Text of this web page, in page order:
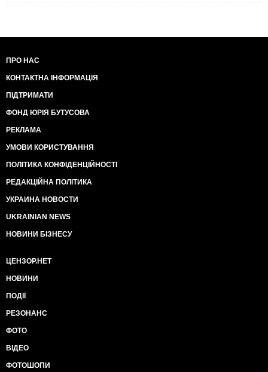
ПРО НАС
КОНТАКТНА ІНФОРМАЦІЯ
ПІДТРИМАТИ
ФОНД ЮРІЯ БУТУСОВА
РЕКЛАМА
УМОВИ КОРИСТУВАННЯ
ПОЛІТИКА КОНФІДЕНЦІЙНОСТІ
РЕДАКЦІЙНА ПОЛІТИКА
УКРАИНА НОВОСТИ
UKRAINIAN NEWS
НОВИНИ БІЗНЕСУ
ЦЕНЗОР.НЕТ
НОВИНИ
ПОДІЇ
РЕЗОНАНС
ФОТО
ВІДЕО
ФОТОШОПИ